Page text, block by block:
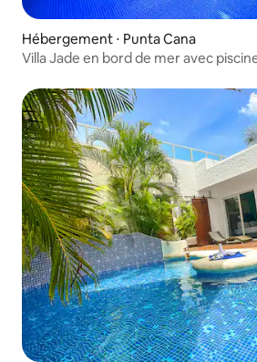
Hébergement ⋅ Punta Cana
Villa Jade en bord de mer avec